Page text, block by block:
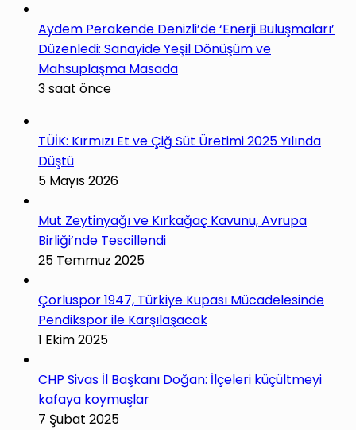
Aydem Perakende Denizli’de ‘Enerji Buluşmaları’
Düzenledi: Sanayide Yeşil Dönüşüm ve
Mahsuplaşma Masada
3 saat önce
TÜİK: Kırmızı Et ve Çiğ Süt Üretimi 2025 Yılında
Düştü
5 Mayıs 2026
Mut Zeytinyağı ve Kırkağaç Kavunu, Avrupa
Birliği’nde Tescillendi
25 Temmuz 2025
Çorluspor 1947, Türkiye Kupası Mücadelesinde
Pendikspor ile Karşılaşacak
1 Ekim 2025
CHP Sivas İl Başkanı Doğan: İlçeleri küçültmeyi
kafaya koymuşlar
7 Şubat 2025